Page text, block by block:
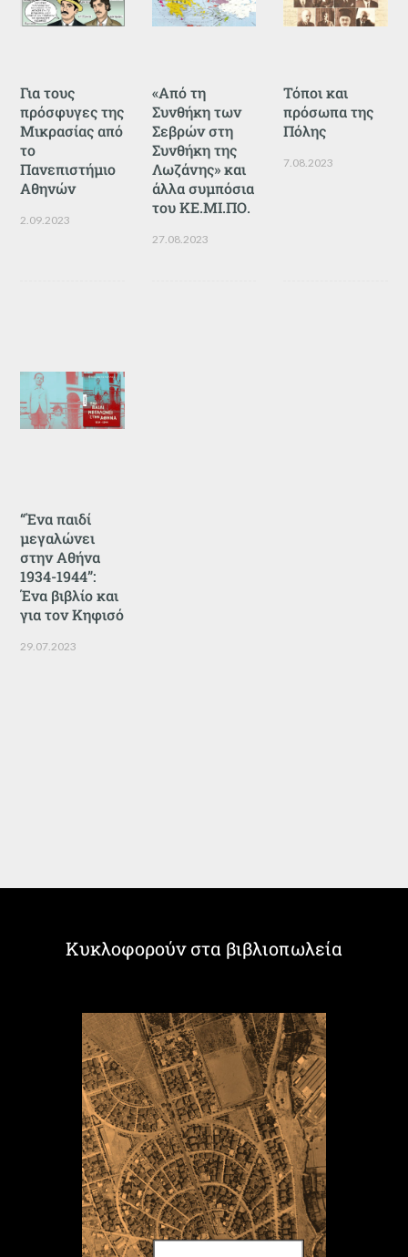
Για τους
πρόσφυγες της
Μικρασίας από
το
Πανεπιστήμιο
Αθηνών
2.09.2023
«Από τη
Συνθήκη των
Σεβρών στη
Συνθήκη της
Λωζάνης» και
άλλα συμπόσια
του ΚΕ.ΜΙ.ΠΟ.
27.08.2023
Τόποι και
πρόσωπα της
Πόλης
7.08.2023
“Ένα παιδί
μεγαλώνει
στην Αθήνα
1934-1944”:
Ένα βιβλίο και
για τον Κηφισό
29.07.2023
Κυκλοφορούν στα βιβλιοπωλεία